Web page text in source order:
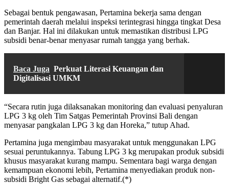
Sebagai bentuk pengawasan, Pertamina bekerja sama dengan
pemerintah daerah melalui inspeksi terintegrasi hingga tingkat Desa
dan Banjar. Hal ini dilakukan untuk memastikan distribusi LPG
subsidi benar-benar menyasar rumah tangga yang berhak.
Baca Juga Perkuat Literasi Keuangan dan
Digitalisasi UMKM
“Secara rutin juga dilaksanakan monitoring dan evaluasi penyaluran
LPG 3 kg oleh Tim Satgas Pemerintah Provinsi Bali dengan
menyasar pangkalan LPG 3 kg dan Horeka,” tutup Ahad.
Pertamina juga mengimbau masyarakat untuk menggunakan LPG
sesuai peruntukannya. Tabung LPG 3 kg merupakan produk subsidi
khusus masyarakat kurang mampu. Sementara bagi warga dengan
kemampuan ekonomi lebih, Pertamina menyediakan produk non-
subsidi Bright Gas sebagai alternatif.(*)